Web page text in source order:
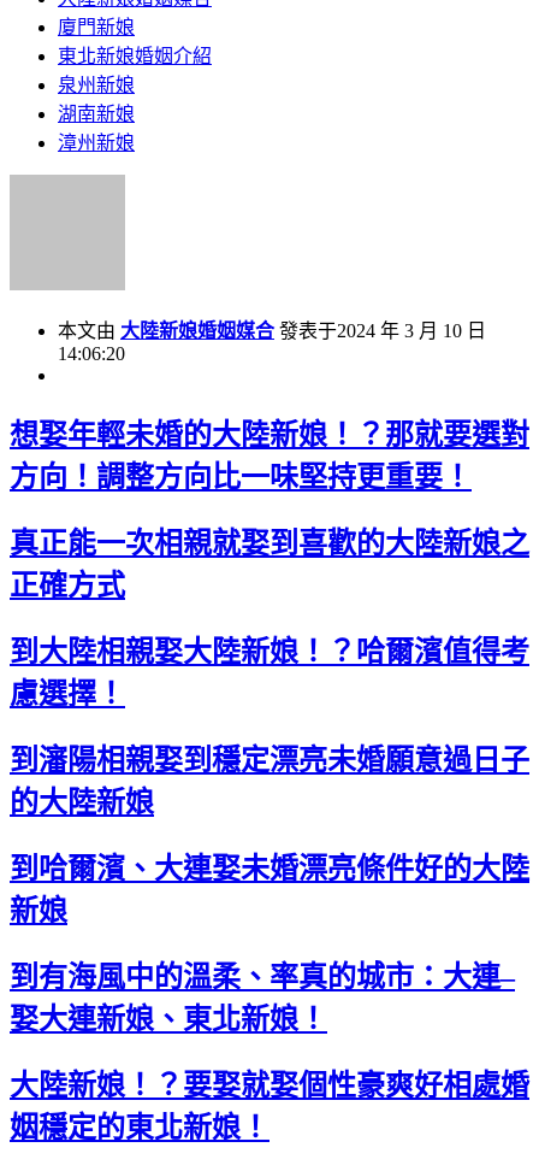
廈門新娘
東北新娘婚姻介紹
泉州新娘
湖南新娘
漳州新娘
本文由 大陸新娘婚姻媒合 發表于2024 年 3 月 10 日
14:06:20
想娶年輕未婚的大陸新娘！？那就要選對
方向！調整方向比一味堅持更重要！
真正能一次相親就娶到喜歡的大陸新娘之
正確方式
到大陸相親娶大陸新娘！？哈爾濱值得考
慮選擇！
到瀋陽相親娶到穩定漂亮未婚願意過日子
的大陸新娘
到哈爾濱、大連娶未婚漂亮條件好的大陸
新娘
到有海風中的溫柔、率真的城市：大連–
娶大連新娘、東北新娘！
大陸新娘！？要娶就娶個性豪爽好相處婚
姻穩定的東北新娘！